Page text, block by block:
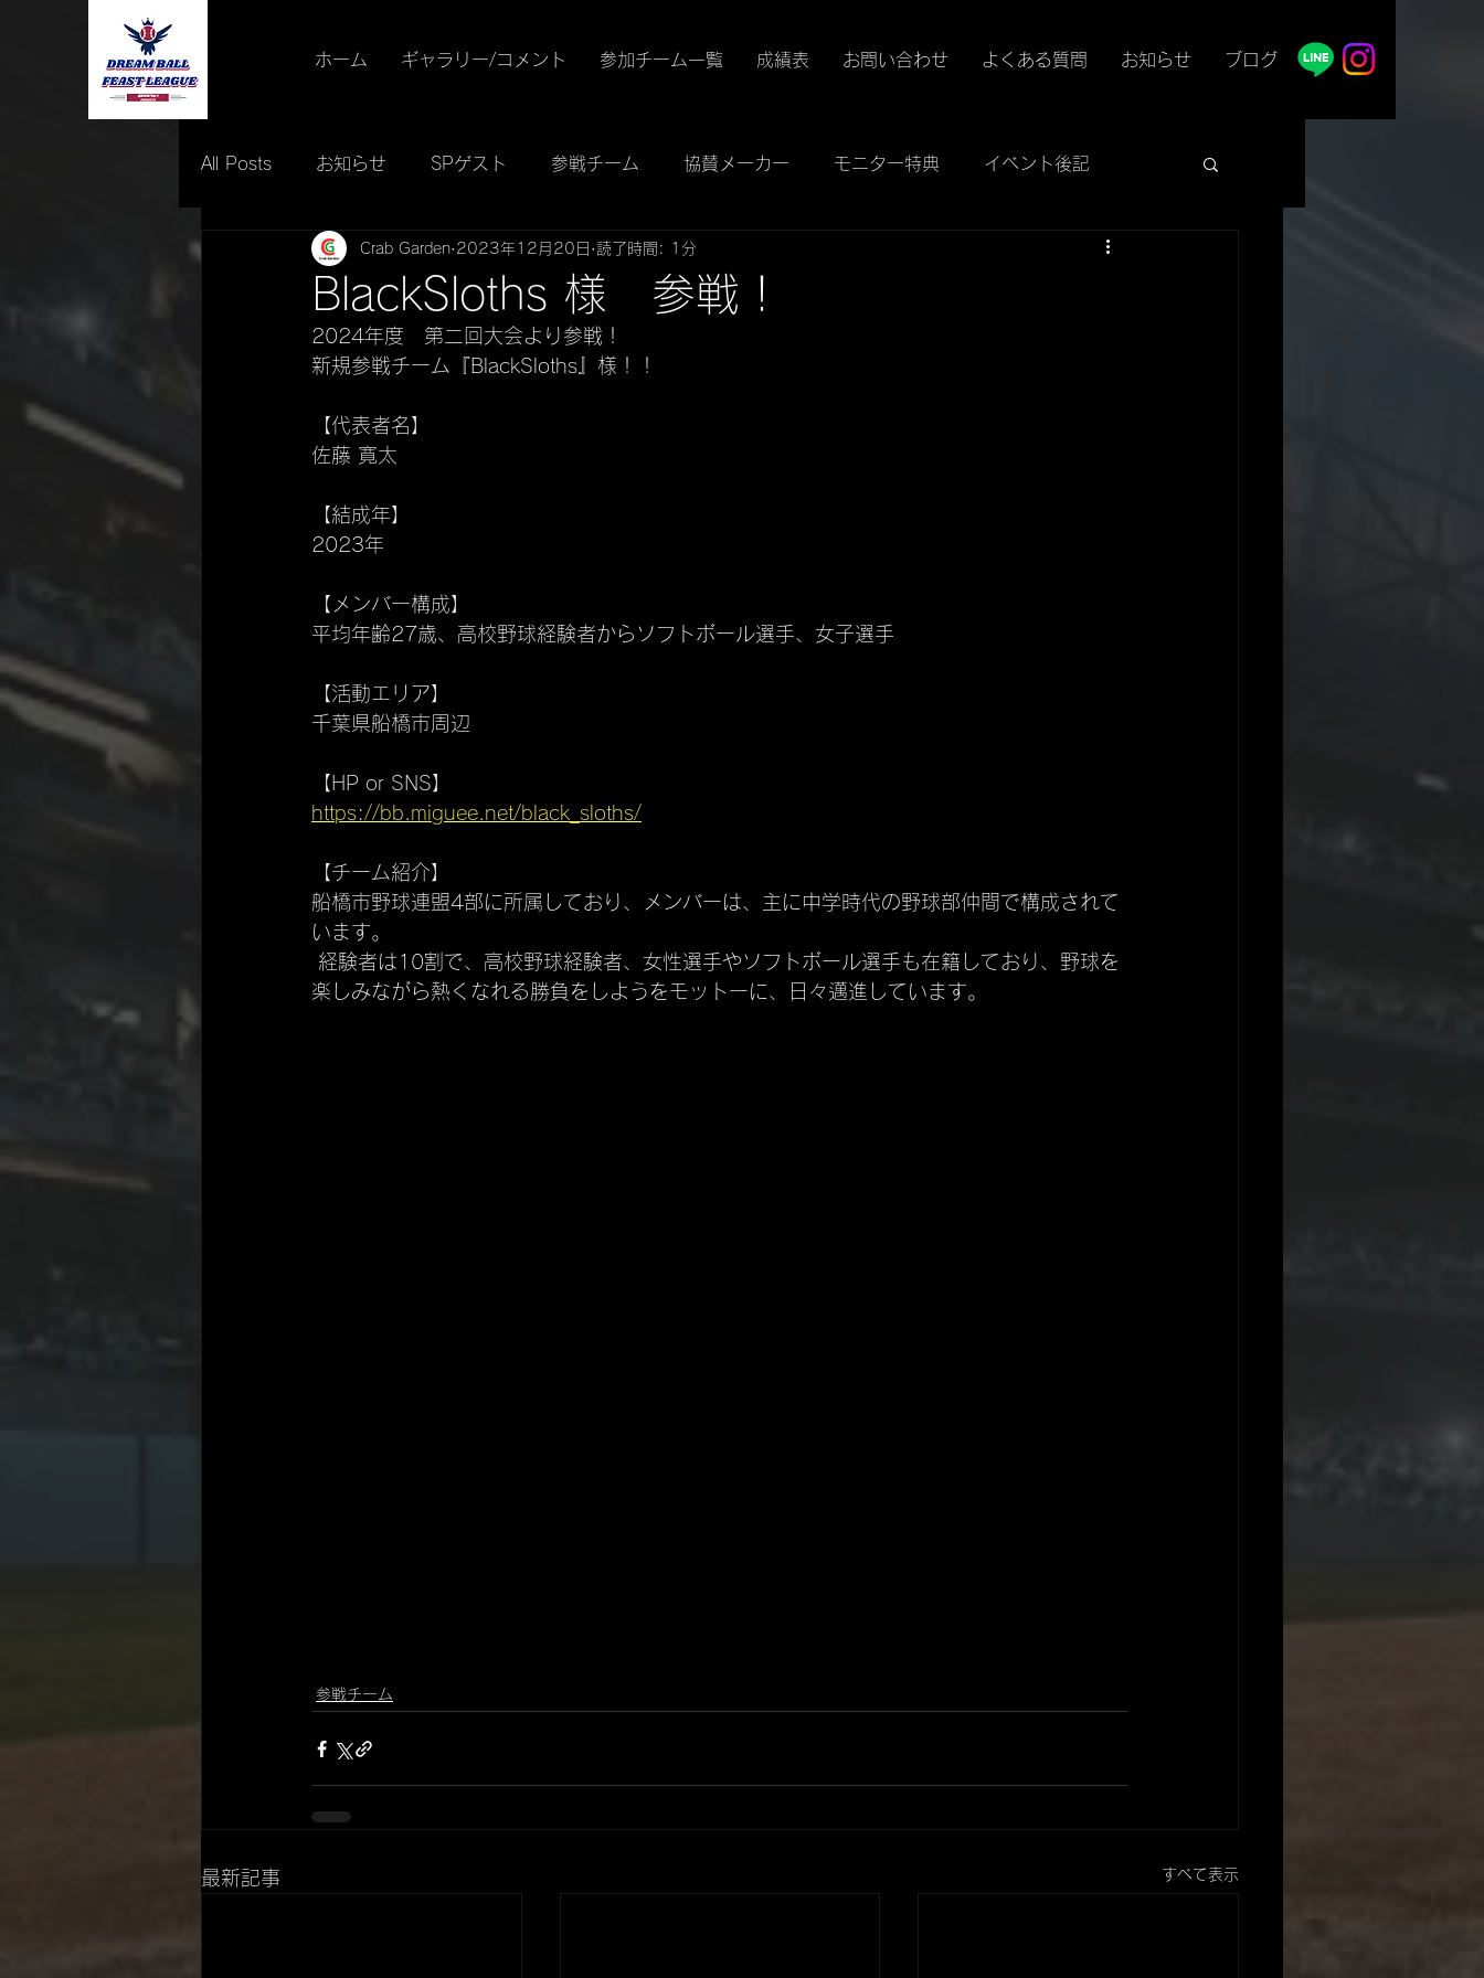
ホーム ギャラリー/コメント 参加チーム一覧 成績表 お問い合わせ よくある質問 お知らせ ブログ
All Posts お知らせ SPゲスト 参戦チーム 協賛メーカー モニター特典 イベント後記
イベント情報 最優秀賞
BlackSloths 様 参戦！
Crab Garden 2023年12月20日 読了時間: 1分
2024年度　第二回大会より参戦！
新規参戦チーム『BlackSloths』様！！
【代表者名】
佐藤 寛太
【結成年】
2023年
【メンバー構成】
平均年齢27歳、高校野球経験者からソフトボール選手、女子選手
【活動エリア】
千葉県船橋市周辺
【HP or SNS】
https://bb.miguee.net/black_sloths/
【チーム紹介】
船橋市野球連盟4部に所属しており、メンバーは、主に中学時代の野球部仲間で構成されて
います。
楽しみながら熱くなれる勝負をしようをモットーに、日々邁進しています。
参戦チーム
最新記事 すべて表示